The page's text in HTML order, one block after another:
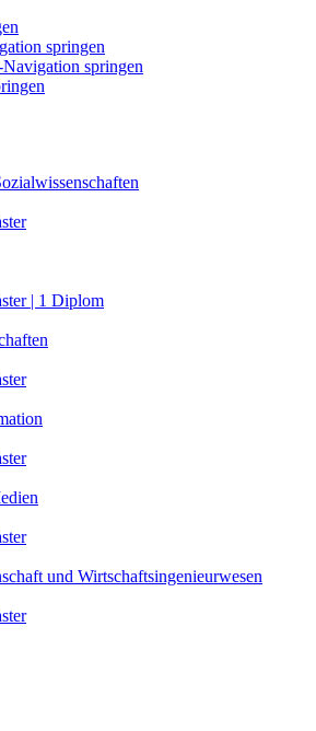
springen
springen
| 1 Diplom
und Wirtschaftsingenieurwesen